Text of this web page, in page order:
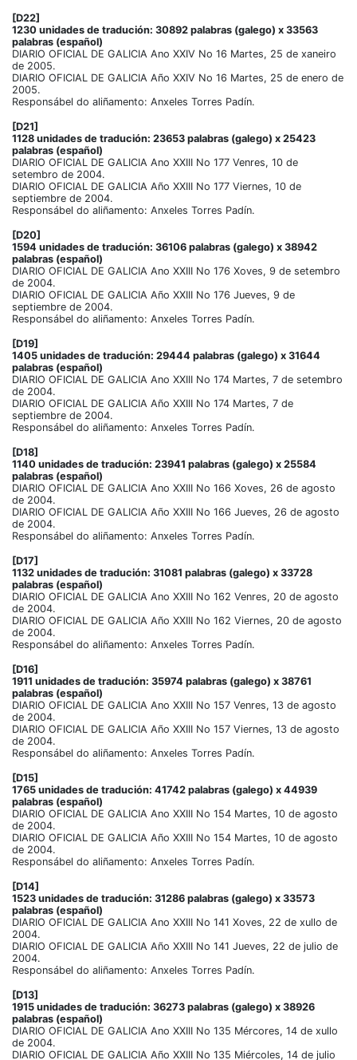
[D22]
1230 unidades de tradución: 30892 palabras (galego) x 33563
palabras (español)
DIARIO OFICIAL DE GALICIA Ano XXIV No 16 Martes, 25 de xaneiro
de 2005.
DIARIO OFICIAL DE GALICIA Año XXIV No 16 Martes, 25 de enero de
2005.
Responsábel do aliñamento: Anxeles Torres Padín.
[D21]
1128 unidades de tradución: 23653 palabras (galego) x 25423
palabras (español)
DIARIO OFICIAL DE GALICIA Ano XXIII No 177 Venres, 10 de
setembro de 2004.
DIARIO OFICIAL DE GALICIA Año XXIII No 177 Viernes, 10 de
septiembre de 2004.
Responsábel do aliñamento: Anxeles Torres Padín.
[D20]
1594 unidades de tradución: 36106 palabras (galego) x 38942
palabras (español)
DIARIO OFICIAL DE GALICIA Ano XXIII No 176 Xoves, 9 de setembro
de 2004.
DIARIO OFICIAL DE GALICIA Año XXIII No 176 Jueves, 9 de
septiembre de 2004.
Responsábel do aliñamento: Anxeles Torres Padín.
[D19]
1405 unidades de tradución: 29444 palabras (galego) x 31644
palabras (español)
DIARIO OFICIAL DE GALICIA Ano XXIII No 174 Martes, 7 de setembro
de 2004.
DIARIO OFICIAL DE GALICIA Año XXIII No 174 Martes, 7 de
septiembre de 2004.
Responsábel do aliñamento: Anxeles Torres Padín.
[D18]
1140 unidades de tradución: 23941 palabras (galego) x 25584
palabras (español)
DIARIO OFICIAL DE GALICIA Ano XXIII No 166 Xoves, 26 de agosto
de 2004.
DIARIO OFICIAL DE GALICIA Año XXIII No 166 Jueves, 26 de agosto
de 2004.
Responsábel do aliñamento: Anxeles Torres Padín.
[D17]
1132 unidades de tradución: 31081 palabras (galego) x 33728
palabras (español)
DIARIO OFICIAL DE GALICIA Ano XXIII No 162 Venres, 20 de agosto
de 2004.
DIARIO OFICIAL DE GALICIA Año XXIII No 162 Viernes, 20 de agosto
de 2004.
Responsábel do aliñamento: Anxeles Torres Padín.
[D16]
1911 unidades de tradución: 35974 palabras (galego) x 38761
palabras (español)
DIARIO OFICIAL DE GALICIA Ano XXIII No 157 Venres, 13 de agosto
de 2004.
DIARIO OFICIAL DE GALICIA Año XXIII No 157 Viernes, 13 de agosto
de 2004.
Responsábel do aliñamento: Anxeles Torres Padín.
[D15]
1765 unidades de tradución: 41742 palabras (galego) x 44939
palabras (español)
DIARIO OFICIAL DE GALICIA Ano XXIII No 154 Martes, 10 de agosto
de 2004.
DIARIO OFICIAL DE GALICIA Año XXIII No 154 Martes, 10 de agosto
de 2004.
Responsábel do aliñamento: Anxeles Torres Padín.
[D14]
1523 unidades de tradución: 31286 palabras (galego) x 33573
palabras (español)
DIARIO OFICIAL DE GALICIA Ano XXIII No 141 Xoves, 22 de xullo de
2004.
DIARIO OFICIAL DE GALICIA Año XXIII No 141 Jueves, 22 de julio de
2004.
Responsábel do aliñamento: Anxeles Torres Padín.
[D13]
1915 unidades de tradución: 36273 palabras (galego) x 38926
palabras (español)
DIARIO OFICIAL DE GALICIA Ano XXIII No 135 Mércores, 14 de xullo
de 2004.
DIARIO OFICIAL DE GALICIA Año XXIII No 135 Miércoles, 14 de julio